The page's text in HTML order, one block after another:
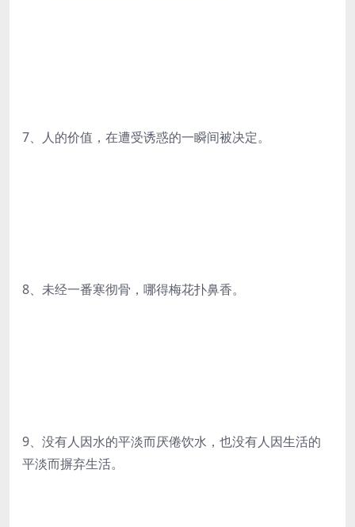
7、人的价值，在遭受诱惑的一瞬间被决定。
8、未经一番寒彻骨，哪得梅花扑鼻香。
9、没有人因水的平淡而厌倦饮水，也没有人因生活的
平淡而摒弃生活。